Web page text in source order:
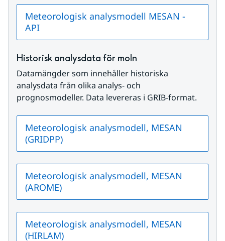
Meteorologisk analysmodell MESAN -
API
Historisk analysdata för moln
Datamängder som innehåller historiska
analysdata från olika analys- och
prognosmodeller. Data levereras i GRIB-format.
Meteorologisk analysmodell, MESAN
(GRIDPP)
Meteorologisk analysmodell, MESAN
(AROME)
Meteorologisk analysmodell, MESAN
(HIRLAM)